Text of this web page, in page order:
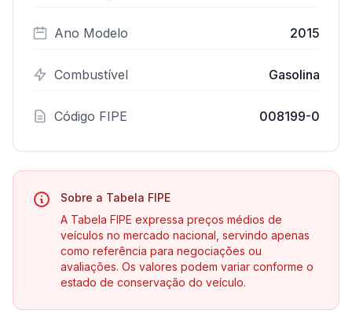
Ano Modelo 2015
Combustível Gasolina
Código FIPE 008199-0
Sobre a Tabela FIPE
A Tabela FIPE expressa preços médios de
veículos no mercado nacional, servindo apenas
como referência para negociações ou
avaliações. Os valores podem variar conforme o
estado de conservação do veículo.